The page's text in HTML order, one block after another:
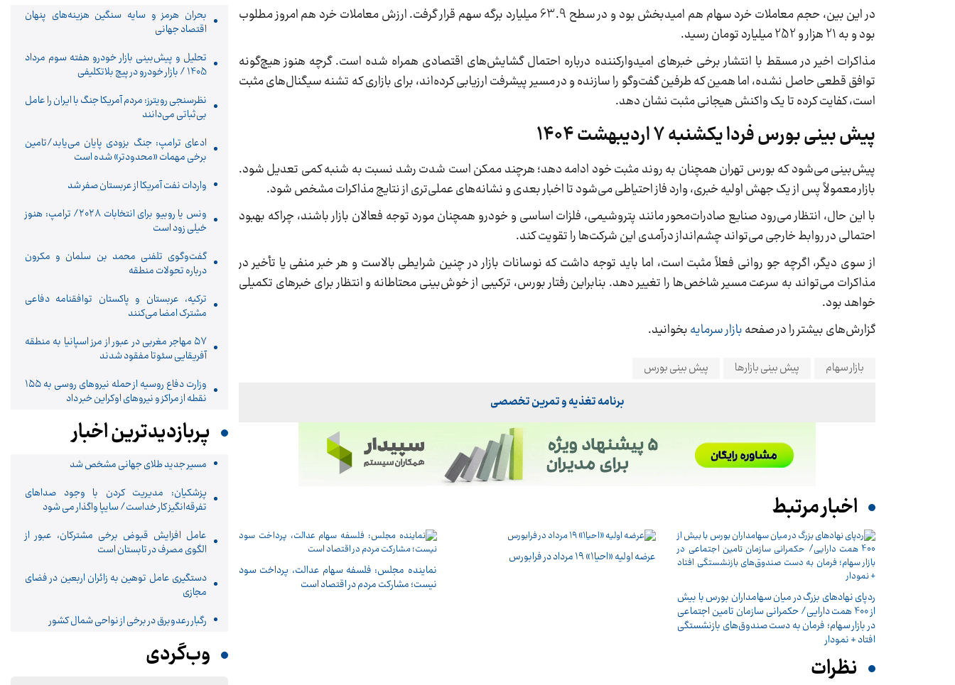
در این بین، حجم معاملات خرد سهام هم امیدبخش بود و در سطح 63.9 میلیارد برگه سهم قرار گرفت. ارزش معاملات خرد هم امروز مطلوب
بود و به 21 هزار و 252 میلیارد تومان رسید.
مذاکرات اخیر در مسقط با انتشار برخی خبرهای امیدوارکننده درباره احتمال گشایش‌های اقتصادی همراه شده است. گرچه هنوز هیچ‌گونه
توافق قطعی‌ حاصل نشده، اما همین که طرفین گفت‌وگو را سازنده و در مسیر پیشرفت ارزیابی کرده‌اند، برای بازاری که تشنه‌ سیگنال‌های مثبت
است، کفایت کرده تا یک واکنش هیجانی مثبت نشان دهد.
پیش بینی بورس فردا یکشنبه 7 اردیبهشت 1404
پیش‌بینی می‌شود که بورس تهران همچنان به روند مثبت خود ادامه دهد؛ هرچند ممکن است شدت رشد نسبت به شنبه کمی تعدیل شود.
بازار معمولاً پس از یک جهش اولیه‌ خبری، وارد فاز احتیاطی می‌شود تا اخبار بعدی و نشانه‌های عملی‌تری از نتایج مذاکرات مشخص شود.
با این حال، انتظار می‌رود صنایع صادرات‌محور مانند پتروشیمی، فلزات اساسی و خودرو همچنان مورد توجه فعالان بازار باشند، چراکه بهبود
احتمالی در روابط خارجی می‌تواند چشم‌انداز درآمدی این شرکت‌ها را تقویت کند.
از سوی دیگر، اگرچه جو روانی فعلاً مثبت است، اما باید توجه داشت که نوسانات بازار در چنین شرایطی بالاست و هر خبر منفی یا تأخیر در
مذاکرات می‌تواند به سرعت مسیر شاخص‌ها را تغییر دهد. بنابراین رفتار بورس، ترکیبی از خوش‌بینی محتاطانه و انتظار برای خبرهای تکمیلی
خواهد بود.
گزارش‌های بیشتر را در صفحهبازار سرمایهبخوانید.
بازار سهام پیش بینی بازارها پیش بینی بورس
برنامه تغذیه و تمرین تخصصی
اخبار مرتبط
ردپای نهادهای بزرگ در میان سهامداران بورس با بیش
از 400 همت دارایی/ حکمرانی سازمان تامین اجتماعی
در بازار سهام؛ فرمان به دست صندوق‌های بازنشستگی
افتاد + نمودار
عرضه اولیه «احیا۱» ۱۹ مرداد در فرابورس
نماینده مجلس: فلسفه سهام عدالت، پرداخت سود
نیست؛ مشارکت مردم در اقتصاد است
نظرات
بحران هرمز و سایه سنگین هزینه‌های پنهان
اقتصاد جهانی
تحلیل و پیش‌بینی بازار خودرو هفته سوم مرداد
1405 / بازار خودرو در پیچ بلاتکلیفی
نظرسنجی رویترز: مردم آمریکا جنگ با ایران را عامل
بی‌ثباتی می‌دانند
ادعای ترامپ: جنگ بزودی پایان می‌یابد/تامین
برخی مهمات «محدودتر» شده است
واردات نفت آمریکا از عربستان صفر شد
ونس یا روبیو برای انتخابات ۲۰۲۸/ ترامپ: هنوز
خیلی زود است
گفت‌وگوی تلفنی محمد بن سلمان و مکرون
درباره تحولات منطقه
ترکیه، عربستان و پاکستان توافقنامه دفاعی
مشترک امضا می‌کنند
۵۷ مهاجر مغربی در عبور از مرز اسپانیا به منطقه
آفریقایی سئوتا مفقود شدند
وزارت دفاع روسیه از حمله نیروهای روسی به ۱۵۵
نقطه از مراکز و نیروهای اوکراین خبر داد
پربازدیدترین اخبار
مسیر جدید طلای جهانی مشخص شد
پزشکیان: مدیریت کردن با وجود صداهای
تفرقه‌انگیز کار خداست/ سایپا واگذار می شود
عامل افزایش قبوض برخی مشترکان، عبور از
الگوی مصرف در تابستان است
دستگیری عامل توهین به زائران اربعین در فضای
مجازی
رگبار رعدوبرق در برخی از نواحی شمال کشور
وب‌گردی